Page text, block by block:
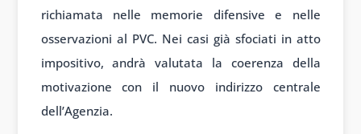
richiamata nelle memorie difensive e nelle
osservazioni al PVC. Nei casi già sfociati in atto
impositivo, andrà valutata la coerenza della
motivazione con il nuovo indirizzo centrale
dell’Agenzia.